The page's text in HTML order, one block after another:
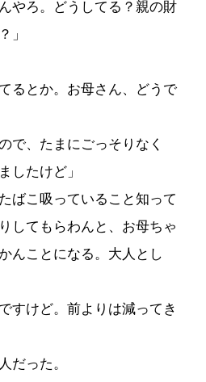
やろ。どうしてる？親の財
」
るとか。お母さん、どうで
で、たまにごっそりなく
したけど」
ばこ吸っていること知って
してもらわんと、お母ちゃ
んことになる。大人とし
すけど。前よりは減ってき
だった。